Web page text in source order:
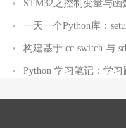
STM32之控制变量与函
一天一个Python库：
构建基于 cc-switch 与
Python 学习笔记：学习